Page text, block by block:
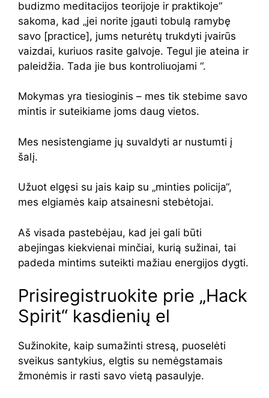
budizmo meditacijos teorijoje ir praktikoje“
sakoma, kad „jei norite įgauti tobulą ramybę
savo [practice], jums neturėtų trukdyti įvairūs
vaizdai, kuriuos rasite galvoje. Tegul jie ateina ir
paleidžia. Tada jie bus kontroliuojami “.
Mokymas yra tiesioginis – mes tik stebime savo
mintis ir suteikiame joms daug vietos.
Mes nesistengiame jų suvaldyti ar nustumti į
šalį.
Užuot elgęsi su jais kaip su „minties policija“,
mes elgiamės kaip atsainesni stebėtojai.
Aš visada pastebėjau, kad jei gali būti
abejingas kiekvienai minčiai, kurią sužinai, tai
padeda mintims suteikti mažiau energijos dygti.
Prisiregistruokite prie „Hack
Spirit“ kasdienių el
Sužinokite, kaip sumažinti stresą, puoselėti
sveikus santykius, elgtis su nemėgstamais
žmonėmis ir rasti savo vietą pasaulyje.